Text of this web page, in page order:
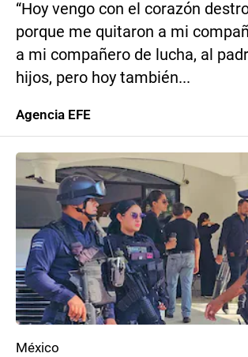
“Hoy vengo con el corazón
porque me quitaron a mi
a mi compañero de lucha, al
hijos, pero hoy también...
Agencia EFE
México